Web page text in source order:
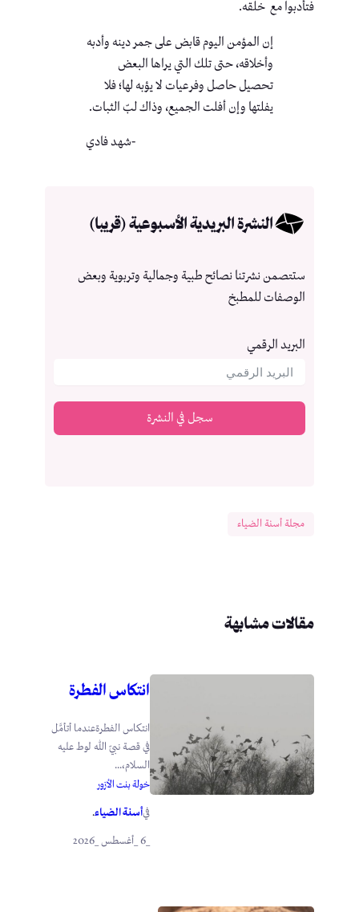
فتأدبوا مع خلقه.
إن المؤمن اليوم قابض على جمر دينه وأدبه
وأخلاقه، حتى تلك التي يراها البعض
تحصيل حاصل وفرعيات لا يؤبه لها؛ فلا
يفلتها وإن أفلت الجميع، وذاك لبّ الثبات.
-شهد فادي
النشرة البريدية الأسبوعية (قريبا)
ستتصمن نشرتنا نصائح طبية وجمالية وتربوية وبعض
الوصفات للمطبخ
البريد الرقمي
سجل في النشرة
مجلة أسنة الضياء
مقالات مشابهة
انتكاس الفطرة
انتكاس الفطرةعندما أتأمَّل
في قصة نبيّ الله لوط عليه
السلام،...
خولة بنت الأزور
فيأسنة الضياء.